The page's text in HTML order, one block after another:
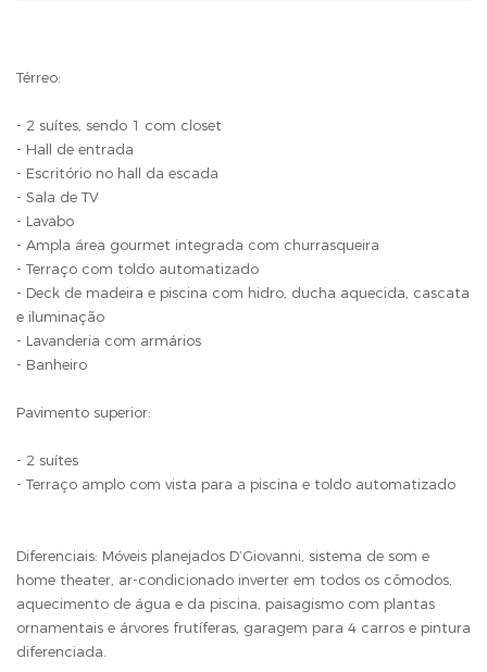
Térreo:
- 2 suítes, sendo 1 com closet
- Hall de entrada
- Escritório no hall da escada
- Sala de TV
- Lavabo
- Ampla área gourmet integrada com churrasqueira
- Terraço com toldo automatizado
- Deck de madeira e piscina com hidro, ducha aquecida, cascata
e iluminação
- Lavanderia com armários
- Banheiro
Pavimento superior:
- 2 suítes
- Terraço amplo com vista para a piscina e toldo automatizado
Diferenciais: Móveis planejados D’Giovanni, sistema de som e
home theater, ar-condicionado inverter em todos os cômodos,
aquecimento de água e da piscina, paisagismo com plantas
ornamentais e árvores frutíferas, garagem para 4 carros e pintura
diferenciada.